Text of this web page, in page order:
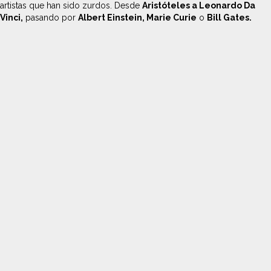
artistas que han sido zurdos. Desde Aristóteles a Leonardo Da
Vinci, pasando por Albert Einstein, Marie Curie o Bill Gates.